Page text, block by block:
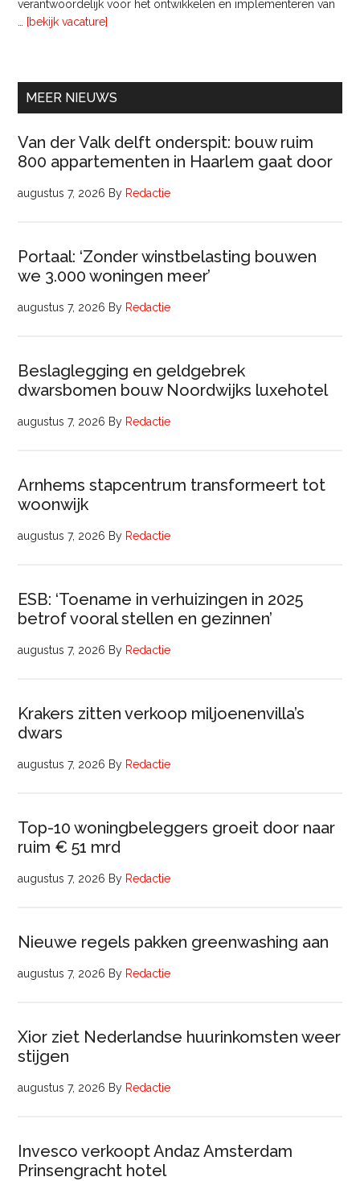
verantwoordelijk voor het ontwikkelen en implementeren van
[bekijk vacature]
uur)
MEER NIEUWS
Van der Valk delft onderspit: bouw ruim
800 appartementen in Haarlem gaat door
augustus 7, 2026 By Redactie
Portaal: ‘Zonder winstbelasting bouwen
we 3.000 woningen meer’
augustus 7, 2026 By Redactie
Beslaglegging en geldgebrek
dwarsbomen bouw Noordwijks luxehotel
augustus 7, 2026 By Redactie
Arnhems stapcentrum transformeert tot
woonwijk
augustus 7, 2026 By Redactie
ESB: ‘Toename in verhuizingen in 2025
betrof vooral stellen en gezinnen’
augustus 7, 2026 By Redactie
Krakers zitten verkoop miljoenenvilla’s
dwars
augustus 7, 2026 By Redactie
Top-10 woningbeleggers groeit door naar
ruim € 51 mrd
augustus 7, 2026 By Redactie
Nieuwe regels pakken greenwashing aan
augustus 7, 2026 By Redactie
Xior ziet Nederlandse huurinkomsten weer
stijgen
augustus 7, 2026 By Redactie
Invesco verkoopt Andaz Amsterdam
Prinsengracht hotel